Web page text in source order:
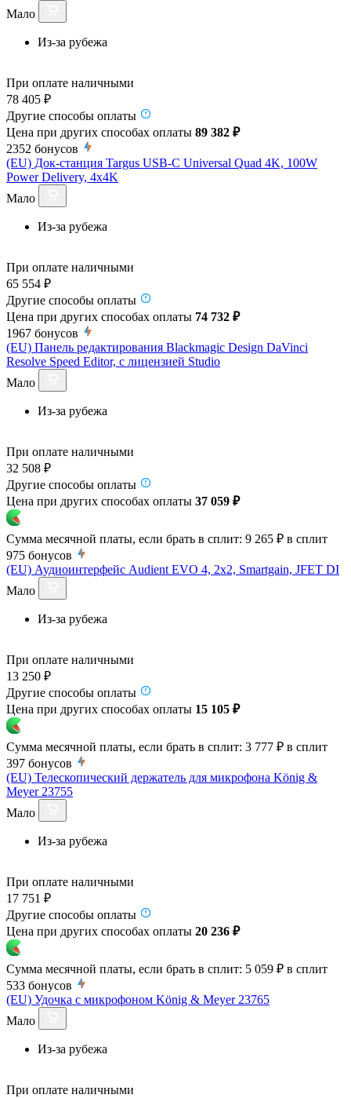
Мало
Из-за рубежа
При оплате наличными
78 405 ₽
Другие способы оплаты
Цена при других способах оплаты 89 382 ₽
2352 бонусов
(EU) Док-станция Targus USB-C Universal Quad 4K, 100W
Power Delivery, 4x4K
Мало
Из-за рубежа
При оплате наличными
65 554 ₽
Другие способы оплаты
Цена при других способах оплаты 74 732 ₽
1967 бонусов
(EU) Панель редактирования Blackmagic Design DaVinci
Resolve Speed Editor, с лицензией Studio
Мало
Из-за рубежа
При оплате наличными
32 508 ₽
Другие способы оплаты
Цена при других способах оплаты 37 059 ₽
Сумма месячной платы, если брать в сплит: 9 265 ₽ в сплит
975 бонусов
(EU) Аудиоинтерфейс Audient EVO 4, 2x2, Smartgain, JFET DI
Мало
Из-за рубежа
При оплате наличными
13 250 ₽
Другие способы оплаты
Цена при других способах оплаты 15 105 ₽
Сумма месячной платы, если брать в сплит: 3 777 ₽ в сплит
397 бонусов
(EU) Телескопический держатель для микрофона König &
Meyer 23755
Мало
Из-за рубежа
При оплате наличными
17 751 ₽
Другие способы оплаты
Цена при других способах оплаты 20 236 ₽
Сумма месячной платы, если брать в сплит: 5 059 ₽ в сплит
533 бонусов
(EU) Удочка с микрофоном König & Meyer 23765
Мало
Из-за рубежа
При оплате наличными